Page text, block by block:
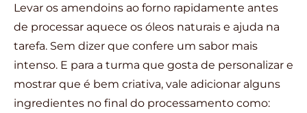
Levar os amendoins ao forno rapidamente antes
de processar aquece os óleos naturais e ajuda na
tarefa. Sem dizer que confere um sabor mais
intenso. E para a turma que gosta de personalizar e
mostrar que é bem criativa, vale adicionar alguns
ingredientes no final do processamento como: